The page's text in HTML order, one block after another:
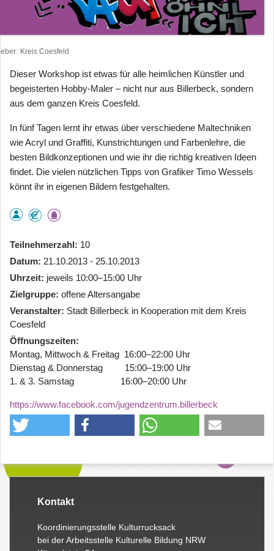
Kreis Coesfeld
Dieser Workshop ist etwas für alle heimlichen Künstler und
begeisterten Hobby-Maler – nicht nur aus Billerbeck, sondern
aus dem ganzen Kreis Coesfeld.
In fünf Tagen lernt ihr etwas über verschiedene Maltechniken
wie Acryl und Graffiti, Kunstrichtungen und Farbenlehre, die
besten Bildkonzeptionen und wie ihr die richtig kreativen Ideen
findet. Die vielen nützlichen Tipps von Grafiker Timo Wessels
könnt ihr in eigenen Bildern festgehalten.
Teilnehmerzahl
10
Datum 21.10.2013 - 25.10.2013
Uhrzeit jeweils 10:00–15:00 Uhr
Zielgruppe offene Altersangabe
Veranstalter Stadt Billerbeck in Kooperation mit dem Kreis
Coesfeld
Öffnungszeiten
Montag, Mittwoch & Freitag 16:00–22:00 Uhr
Dienstag & Donnerstag 15:00–19:00 Uhr
1. & 3. Samstag 16:00–20:00 Uhr
https://www.facebook.com/jugendzentrum.billerbeck
Kontakt
Koordinierungsstelle Kulturrucksack
bei der Arbeitsstelle Kulturelle Bildung NRW